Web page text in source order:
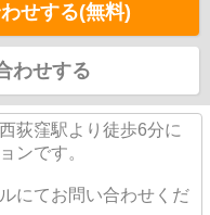
せする(無料)
わせする
荻窪駅より徒歩6分に
ンです。
にてお問い合わせくだ